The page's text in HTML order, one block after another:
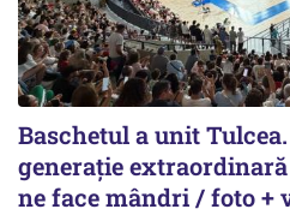
Baschetul a unit
generație
ne face mândri / foto +